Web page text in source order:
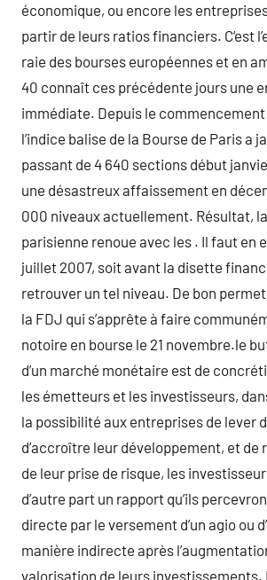
économique, ou encore les
partir de leurs ratios financiers. C’est
raie des bourses européennes et en
40 connaît ces précédente jours une
immédiate. Depuis le commencement
l’indice balise de la Bourse de Paris a
passant de 4 640 sections début
une désastreux affaissement en
000 niveaux actuellement. Résultat,
parisienne renoue avec les . Il faut en
juillet 2007, soit avant la disette
retrouver un tel niveau. De bon permet
la FDJ qui s’apprête à faire
notoire en bourse le 21 novembre.le
d’un marché monétaire est de
les émetteurs et les investisseurs,
la possibilité aux entreprises de lever
d’accroître leur développement, et de
de leur prise de risque, les
d’autre part un rapport qu’ils
directe par le versement d’un agio ou
manière indirecte après
valorisation de leurs